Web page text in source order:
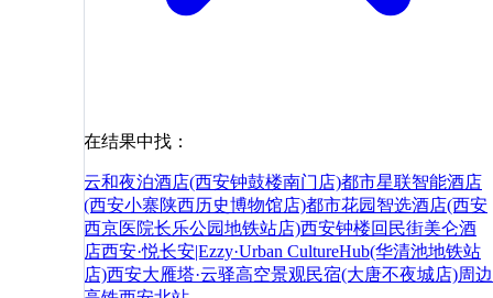
在结果中找：
云和夜泊酒店(西安钟鼓楼南门店)都市星联智能酒店
(西安小寨陕西历史博物馆店)都市花园智选酒店(西安
西京医院长乐公园地铁站店)西安钟楼回民街美仑酒
店西安·悦长安|Ezzy·Urban CultureHub(华清池地铁站
店)西安大雁塔·云驿高空景观民宿(大唐不夜城店)周边